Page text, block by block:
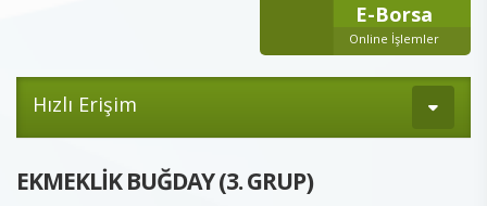
E-Borsa
Online İşlemler
Hızlı Erişim
EKMEKLİK BUĞDAY (3. GRUP)